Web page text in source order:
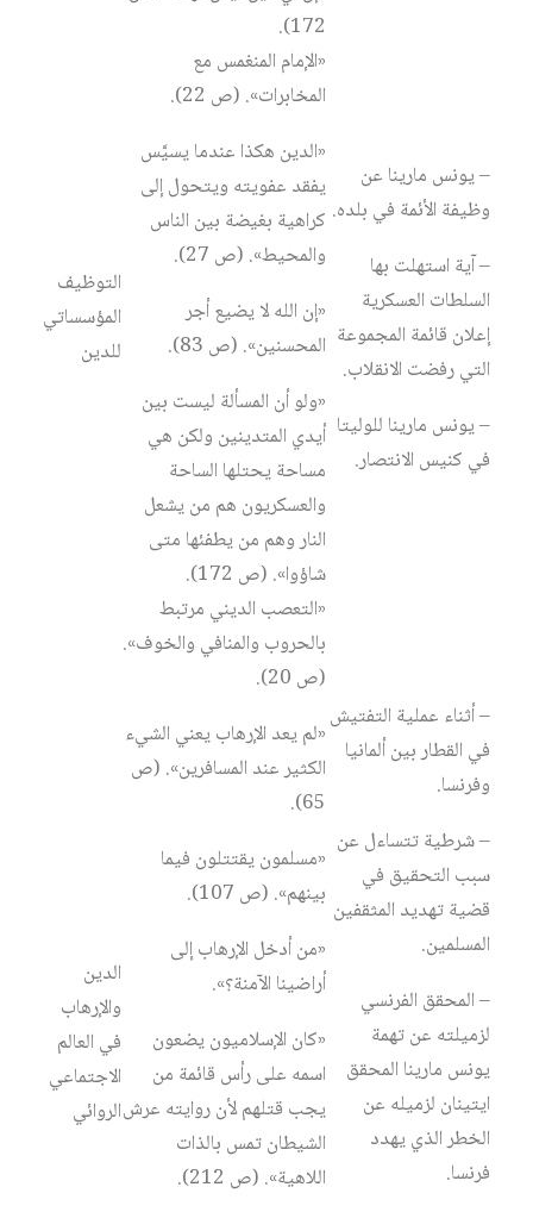
172).
– يونس مارينا عن
وظيفة الأئمة في بلده.
– آية استهلت بها
السلطات العسكرية
إعلان قائمة المجموعة
التي رفضت الانقلاب.
– يونس مارينا للوليتا
في كنيس الانتصار.
«الإمام المنغمس مع
المخابرات». (ص 22).
«الدين هكذا عندما يسيَّس
يفقد عفويته ويتحول إلى
كراهية بغيضة بين الناس
والمحيط». (ص 27).
«إن الله لا يضيع أجر
المحسنين». (ص 83).
«ولو أن المسألة ليست بين
أيدي المتدينين ولكن هي
مساحة يحتلها الساحة
والعسكريون هم من يشعل
النار وهم من يطفئها متى
شاؤوا». (ص 172).
التوظيف
المؤسساتي
للدين
– أثناء عملية التفتيش
في القطار بين ألمانيا
وفرنسا.
– شرطية تتساءل عن
سبب التحقيق في
قضية تهديد المثقفين
المسلمين.
– المحقق الفرنسي
لزميلته عن تهمة
يونس مارينا المحقق
ايتينان لزميله عن
الخطر الذي يهدد
فرنسا.
«التعصب الديني مرتبط
بالحروب والمنافي والخوف».
(ص 20).
«لم يعد الإرهاب يعني الشيء
الكثير عند المسافرين». (ص
65).
«مسلمون يقتتلون فيما
بينهم». (ص 107).
«من أدخل الإرهاب إلى
أراضينا الآمنة؟».
«كان الإسلاميون يضعون
اسمه على رأس قائمة من
يجب قتلهم لأن روايته عرش
الشيطان تمس بالذات
اللاهية». (ص 212).
الدين
والإرهاب
في العالم
الاجتماعي
الروائي